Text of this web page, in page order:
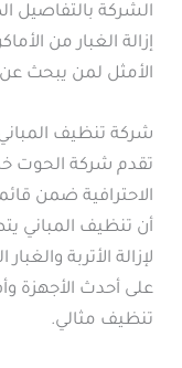
الشركة بالتفاصيل
إزالة الغبار من
الأمثل لمن يبحث
شركة تنظيف
تقدم شركة الحوت
الاحترافية ضمن
أن تنظيف المباني
لإزالة الأتربة
على أحدث الأجهزة
تنظيف مثالي.